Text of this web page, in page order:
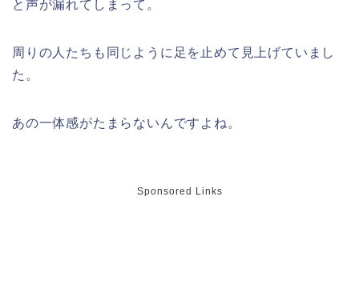
(出店)の時間はいつから?混雑状況も!
はいつまで?駐車場も調査!
と声が漏れてしまって。
周りの人たちも同じように足を止めて見上げていまし
た。
あの一体感がたまらないんですよね。
Sponsored Links